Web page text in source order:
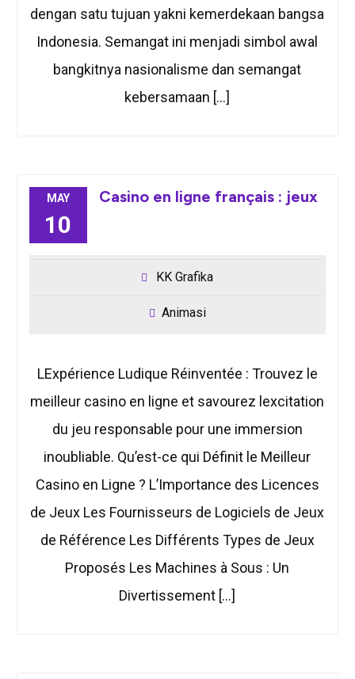
dengan satu tujuan yakni kemerdekaan bangsa
Indonesia. Semangat ini menjadi simbol awal
bangkitnya nasionalisme dan semangat
kebersamaan […]
MAY
10
Casino en ligne français : jeux
KK Grafika
Animasi
LExpérience Ludique Réinventée : Trouvez le
meilleur casino en ligne et savourez lexcitation
du jeu responsable pour une immersion
inoubliable. Qu’est-ce qui Définit le Meilleur
Casino en Ligne ? L’Importance des Licences
de Jeux Les Fournisseurs de Logiciels de Jeux
de Référence Les Différents Types de Jeux
Proposés Les Machines à Sous : Un
Divertissement […]